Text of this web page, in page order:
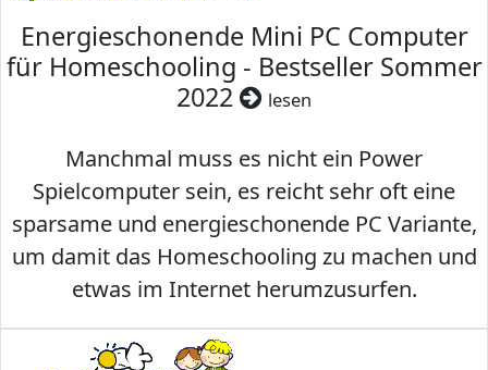
Energieschonende Mini PC Computer
für Homeschooling - Bestseller Sommer
2022
lesen
Manchmal muss es nicht ein Power
Spielcomputer sein, es reicht sehr oft eine
sparsame und energieschonende PC Variante,
um damit das Homeschooling zu machen und
etwas im Internet herumzusurfen.